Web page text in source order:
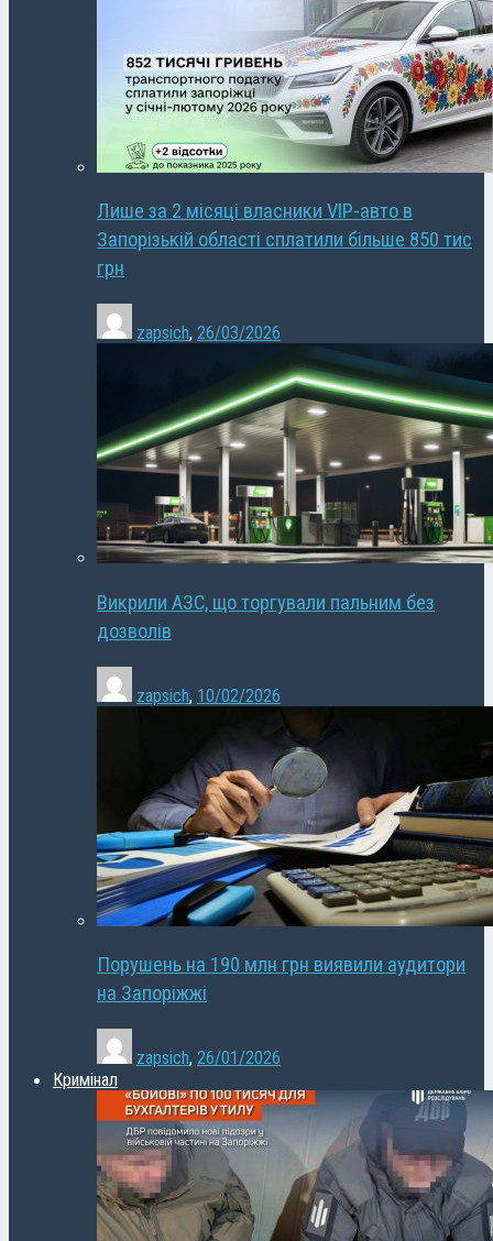
Лише за 2 місяці власники VIP-авто в
Запорізькій області сплатили більше 850 тис
грн
zapsich, 26/03/2026
Викрили АЗС, що торгували пальним без
дозволів
zapsich, 10/02/2026
Порушень на 190 млн грн виявили аудитори
на Запоріжжі
zapsich, 26/01/2026
Кримінал